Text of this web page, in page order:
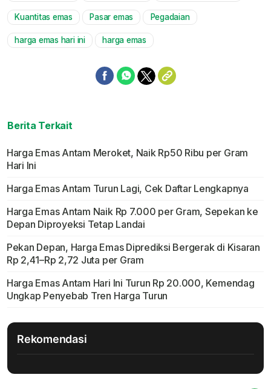
Kuantitas emas Pasar emas Pegadaian
harga emas hari ini harga emas
Berita Terkait
Harga Emas Antam Meroket, Naik Rp50 Ribu per Gram
Hari Ini
Harga Emas Antam Turun Lagi, Cek Daftar Lengkapnya
Harga Emas Antam Naik Rp 7.000 per Gram, Sepekan ke
Depan Diproyeksi Tetap Landai
Pekan Depan, Harga Emas Diprediksi Bergerak di Kisaran
Rp 2,41–Rp 2,72 Juta per Gram
Harga Emas Antam Hari Ini Turun Rp 20.000, Kemendag
Ungkap Penyebab Tren Harga Turun
Rekomendasi